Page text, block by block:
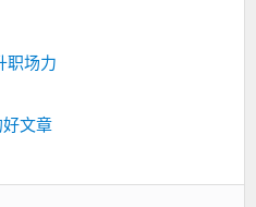
职场力
文章